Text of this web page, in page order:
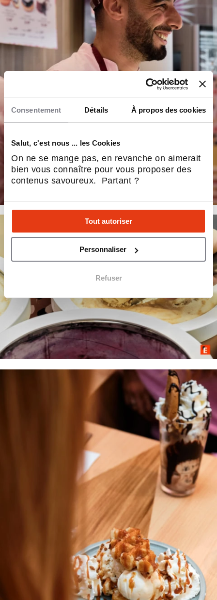
Consentement Détails À propos des cookies
Salut, c'est nous ... les Cookies
On ne se mange pas, en revanche on aimerait
bien vous connaître pour vous proposer des
contenus savoureux. Partant ?
Tout autoriser
Personnaliser
Refuser